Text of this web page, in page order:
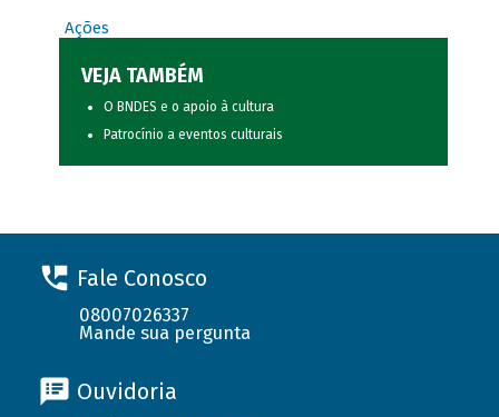
Ações
VEJA TAMBÉM
O BNDES e o apoio à cultura
Patrocínio a eventos culturais
Fale Conosco
08007026337
Mande sua pergunta
Ouvidoria